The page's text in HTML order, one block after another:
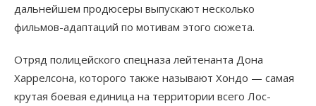
дальнейшем продюсеры выпускают несколько
фильмов-адаптаций по мотивам этого сюжета.
Отряд полицейского спецназа лейтенанта Дона
Харрелсона, которого также называют Хондо — самая
крутая боевая единица на территории всего Лос-